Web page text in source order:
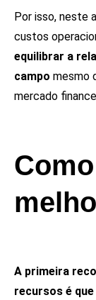
Por isso, neste
custos
equilibrar a
campo mesmo
mercado
A primeira
recursos é